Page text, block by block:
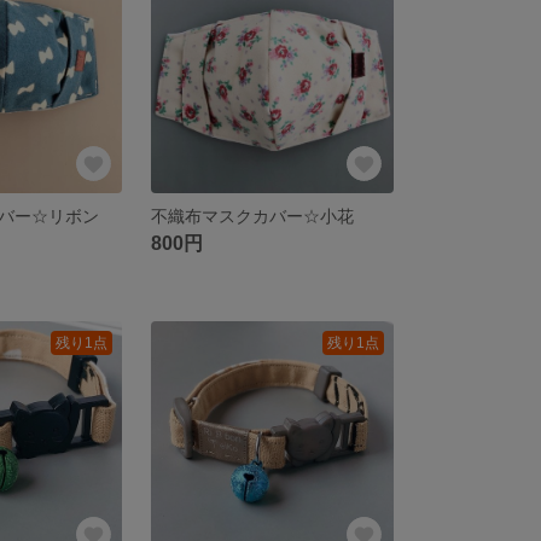
ー☆リボン 不織布マスクカバー☆小花
800円
残り1点 残り1点